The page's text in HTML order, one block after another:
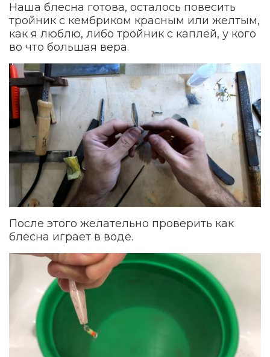
Наша блесна готова, осталось повесить
тройник с кембриком красным или желтым,
как я люблю, либо тройник с каплей, у кого
во что большая вера.
После этого желательно проверить как
блесна играет в воде.